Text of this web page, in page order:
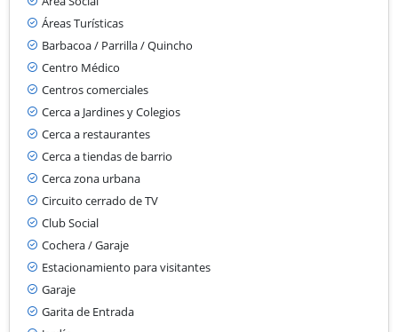
Áreas Turísticas
Barbacoa / Parrilla / Quincho
Centro Médico
Centros comerciales
Cerca a Jardines y Colegios
Cerca a restaurantes
Cerca a tiendas de barrio
Cerca zona urbana
Circuito cerrado de TV
Club Social
Cochera / Garaje
Estacionamiento para visitantes
Garaje
Garita de Entrada